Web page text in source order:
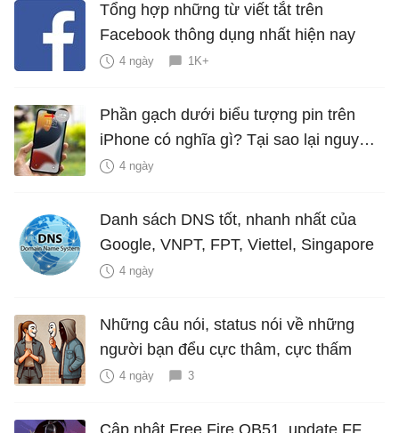
Tổng hợp những từ viết tắt trên
Facebook thông dụng nhất hiện nay
4 ngày 1K+
Phần gạch dưới biểu tượng pin trên
iPhone có nghĩa gì? Tại sao lại nguy
hiểm?
4 ngày
Danh sách DNS tốt, nhanh nhất của
Google, VNPT, FPT, Viettel, Singapore
4 ngày
Những câu nói, status nói về những
người bạn đểu cực thâm, cực thấm
4 ngày 3